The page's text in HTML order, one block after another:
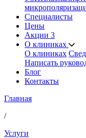
Специалисты
Цены
Акции 3
О клиниках
О клиниках
Написать
Блог
Контакты
Главная
/
Услуги